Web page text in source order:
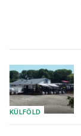
KÜLFÖLD